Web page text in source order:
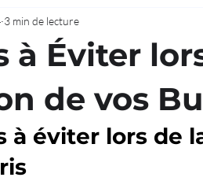
à Éviter
de vos
3 min de lecture
à éviter lors de